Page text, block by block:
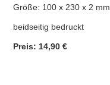
Größe: 100 x 230 x 2 mm
beidseitig bedruckt
Preis: 14,90 €